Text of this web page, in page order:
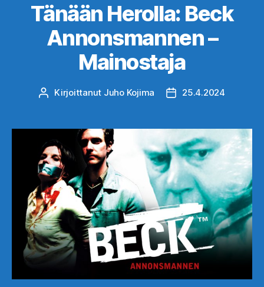
Tänään Herolla: Beck
Annonsmannen –
Mainostaja
Kirjoittaja
Kirjoittanut Juho Kojima Julkaisupäivämäärä
25.4.2024